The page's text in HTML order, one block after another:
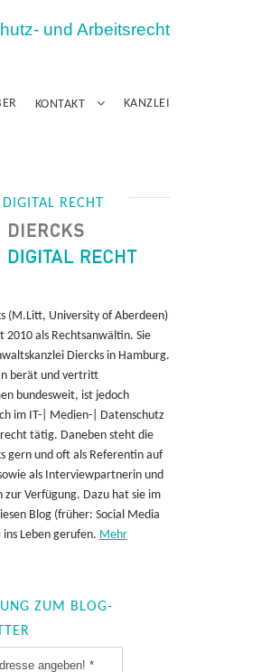
und Arbeitsrecht
KONTAKT KANZLEI
DIGITAL RECHT
(M.Litt, University of Aberdeen)
2010 als Rechtsanwältin. Sie
Diercks in Hamburg.
berät und vertritt
bundesweit, ist jedoch
im IT-| Medien-| Datenschutz
tätig. Daneben steht die
gern und oft als Referentin auf
als Interviewpartnerin und
zur Verfügung. Dazu hat sie im
Blog (früher: Social Media
ins Leben gerufen. Mehr
ZUM BLOG-